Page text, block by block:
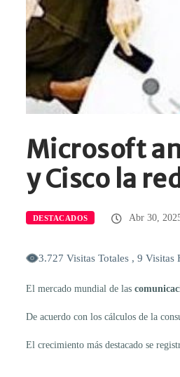
Microsoft
y Cisco la
DESTACADOS Abr 30,
3.727 Visitas Totales , 9 Visitas
El mercado mundial de las
De acuerdo con los cálculos de la
El crecimiento más destacado se